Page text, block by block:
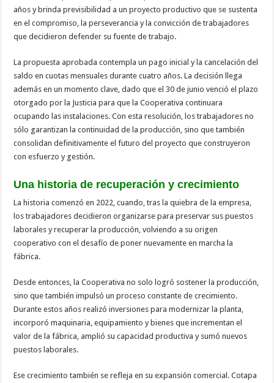
años y brinda previsibilidad a un proyecto productivo que se sustenta
en el compromiso, la perseverancia y la convicción de trabajadores
que decidieron defender su fuente de trabajo.
La propuesta aprobada contempla un pago inicial y la cancelación del
saldo en cuotas mensuales durante cuatro años. La decisión llega
además en un momento clave, dado que el 30 de junio venció el plazo
otorgado por la Justicia para que la Cooperativa continuara
ocupando las instalaciones. Con esta resolución, los trabajadores no
sólo garantizan la continuidad de la producción, sino que también
consolidan definitivamente el futuro del proyecto que construyeron
con esfuerzo y gestión.
Una historia de recuperación y crecimiento
La historia comenzó en 2022, cuando, tras la quiebra de la empresa,
los trabajadores decidieron organizarse para preservar sus puestos
laborales y recuperar la producción, volviendo a su origen
cooperativo con el desafío de poner nuevamente en marcha la
fábrica.
Desde entonces, la Cooperativa no solo logró sostener la producción,
sino que también impulsó un proceso constante de crecimiento.
Durante estos años realizó inversiones para modernizar la planta,
incorporó maquinaria, equipamiento y bienes que incrementan el
valor de la fábrica, amplió su capacidad productiva y sumó nuevos
puestos laborales.
Ese crecimiento también se refleja en su expansión comercial. Cotapa